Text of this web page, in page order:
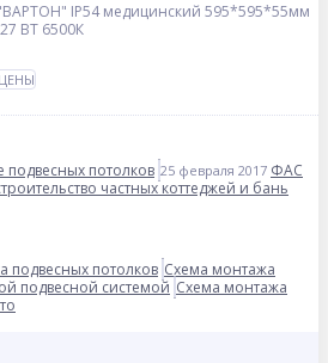
IP54 медицинский 595*595*55мм
ВТ 6500К
потолков 25 февраля 2017 ФАС
частных коттеджей и бань
подвесных потолков Схема монтажа
подвесной системой Схема монтажа